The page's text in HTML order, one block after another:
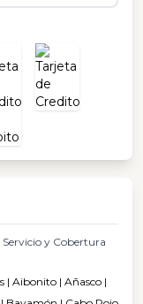
Servicio y Cobertura
| Aibonito | Añasco |